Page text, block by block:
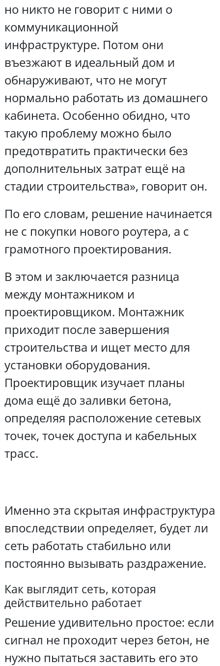
но никто не говорит с ними о
коммуникационной
инфраструктуре. Потом они
въезжают в идеальный дом и
обнаруживают, что не могут
нормально работать из домашнего
кабинета. Особенно обидно, что
такую проблему можно было
предотвратить практически без
дополнительных затрат ещё на
стадии строительства», говорит он.
По его словам, решение начинается
не с покупки нового роутера, а с
грамотного проектирования.
В этом и заключается разница
между монтажником и
проектировщиком. Монтажник
приходит после завершения
строительства и ищет место для
установки оборудования.
Проектировщик изучает планы
дома ещё до заливки бетона,
определяя расположение сетевых
точек, точек доступа и кабельных
трасс.
Именно эта скрытая инфраструктура
впоследствии определяет, будет ли
сеть работать стабильно или
постоянно вызывать раздражение.
Как выглядит сеть, которая
действительно работает
Решение удивительно простое: если
сигнал не проходит через бетон, не
нужно пытаться заставить его это